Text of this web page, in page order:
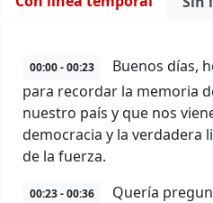
00:00 - 00:23
Buenos días,
para recordar la memoria
nuestro país y que nos
democracia y la verdadera
de la fuerza.
00:23 - 00:36
Quería